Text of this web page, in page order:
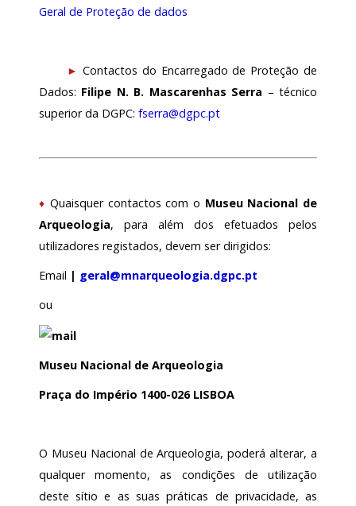
Geral de Proteção de dados
► Contactos do Encarregado de Proteção de
Dados: Filipe N. B. Mascarenhas Serra – técnico
superior da DGPC: fserra@dgpc.pt
♦ Quaisquer contactos com o Museu Nacional de
Arqueologia, para além dos efetuados pelos
utilizadores registados, devem ser dirigidos:
Email | geral@mnarqueologia.dgpc.pt
ou
Museu Nacional de Arqueologia
Praça do Império 1400-026 LISBOA
O Museu Nacional de Arqueologia, poderá alterar, a
qualquer momento, as condições de utilização
deste sítio e as suas práticas de privacidade, as